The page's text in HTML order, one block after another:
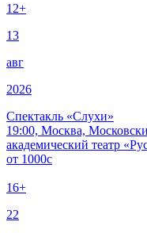
12+
13
авг
2026
Спектакль «Слухи»
19:00, Москва,
академический театр
от 1000c
16+
22